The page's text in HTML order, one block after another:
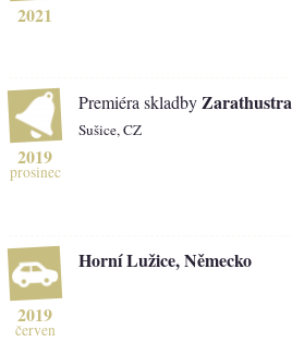
2021
2019
prosinec
Premiéra skladby Zarathustra
Sušice, CZ
2019
červen
Horní Lužice, Německo